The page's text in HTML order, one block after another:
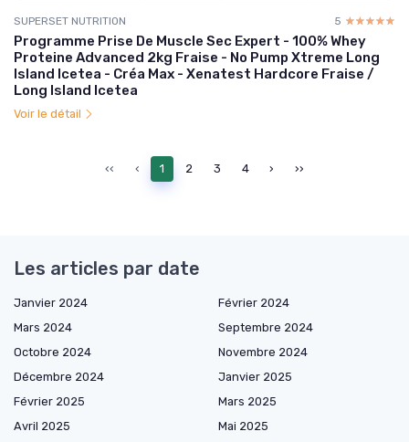
SUPERSET NUTRITION 5 ☆☆☆☆☆
★★★★★
Programme Prise De Muscle Sec Expert - 100% Whey
Proteine Advanced 2kg Fraise - No Pump Xtreme Long
Island Icetea - Créa Max - Xenatest Hardcore Fraise /
Long Island Icetea
Voir le détail
‹‹ ‹ 1 2 3 4 › ››
Les articles par date
Janvier 2024
Février 2024
Mars 2024
Septembre 2024
Octobre 2024
Novembre 2024
Décembre 2024
Janvier 2025
Février 2025
Mars 2025
Avril 2025
Mai 2025